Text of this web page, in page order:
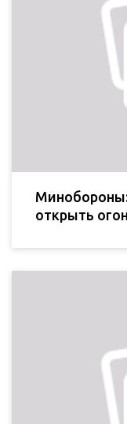
открыть